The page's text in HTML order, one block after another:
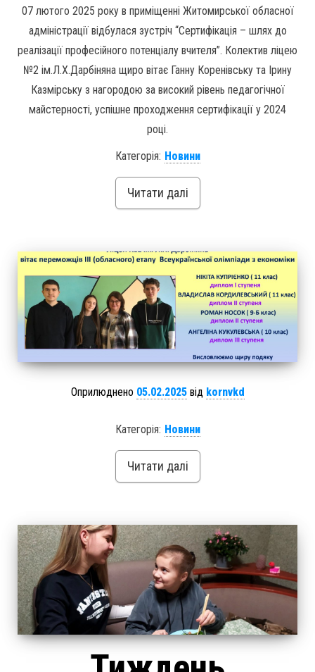
07 лютого 2025 року в приміщенні Житомирської обласної
адміністрації відбулася зустріч “Сертифікація – шлях до
реалізації професійного потенціалу вчителя”. Колектив ліцею
№2 ім.Л.Х.Дарбіняна щиро вітає Ганну Коренівську та Ірину
Казмірську з нагородою за високий рівень педагогічної
майстерності, успішне проходження сертифікації у 2024
році.
Категорія: Новини
Читати далі
Оприлюднено 05.02.2025 від kornvkd
Категорія: Новини
Читати далі